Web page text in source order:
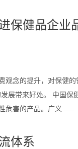
保健品企业
念的提升，对保健的
展带来好处。 中国保
害的产品。广义......
体系